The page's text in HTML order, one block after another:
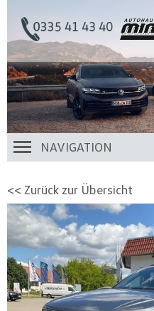
NAVIGATION
<< Zurück zur Übersicht